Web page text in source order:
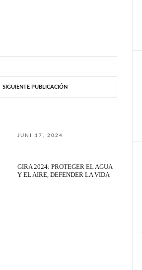
SIGUIENTE PUBLICACIÓN
JUNI 17, 2024
GIRA 2024: PROTEGER EL AGUA
Y EL AIRE, DEFENDER LA VIDA